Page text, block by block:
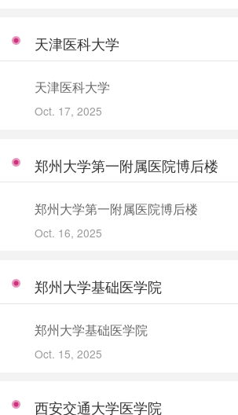
天津医科大学
天津医科大学
Oct. 17, 2025
郑州大学第一附属医院博后楼
郑州大学第一附属医院博后楼
Oct. 16, 2025
郑州大学基础医学院
郑州大学基础医学院
Oct. 15, 2025
西安交通大学医学院